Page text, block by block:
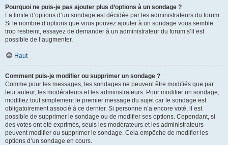
Pourquoi ne puis-je pas ajouter plus d’options à un sondage ?
La limite d’options d’un sondage est décidée par les administrateurs du forum.
Si le nombre d’options que vous pouvez ajouter à un sondage vous semble
trop restreint, essayez de demander à un administrateur du forum s’il est
possible de l’augmenter.
Haut
Comment puis-je modifier ou supprimer un sondage ?
Comme pour les messages, les sondages ne peuvent être modifiés que par
leur auteur, les modérateurs et les administrateurs. Pour modifier un sondage,
modifiez tout simplement le premier message du sujet car le sondage est
obligatoirement associé à ce dernier. Si personne n’a encore voté, il est
possible de supprimer le sondage ou de modifier ses options. Cependant, si
des votes ont été exprimés, seuls les modérateurs et les administrateurs
peuvent modifier ou supprimer le sondage. Cela empêche de modifier les
options d’un sondage en cours.